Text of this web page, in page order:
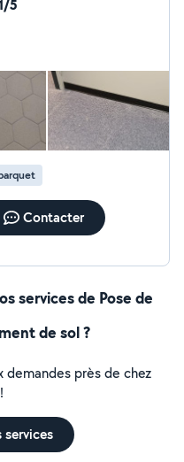
5
Contacter
services de Pose de
de sol ?
demandes près de chez
services